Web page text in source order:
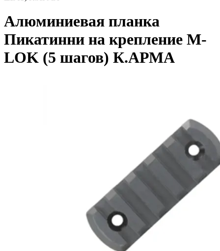
Алюминиевая планка
Пикатинни на крепление M-
LOK (5 шагов) К.АРМА